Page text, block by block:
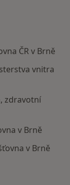
ČR v Brně
vnitra
zdravotní
v Brně
v Brně